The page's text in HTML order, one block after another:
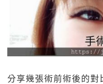
分享幾張術前術後的對